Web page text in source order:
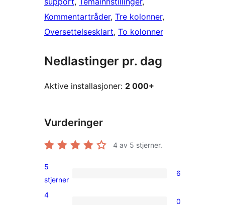
Kommentartråder, Tre kolonner
Oversettelsesklart, To kolonner
Nedlastinger pr. dag
Aktive installasjoner: 2 000+
Vurderinger
4 av 5 stjerner.
6
5-
5
stjerner
6
4
0